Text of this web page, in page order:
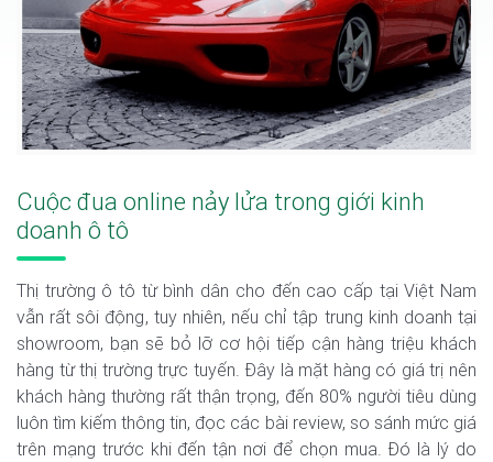
Cuộc đua online nảy lửa trong giới kinh
doanh ô tô
Thị trường ô tô từ bình dân cho đến cao cấp tại Việt Nam
vẫn rất sôi động, tuy nhiên, nếu chỉ tập trung kinh doanh tại
showroom, bạn sẽ bỏ lỡ cơ hội tiếp cận hàng triệu khách
hàng từ thị trường trực tuyến. Đây là mặt hàng có giá trị nên
khách hàng thường rất thận trọng, đến 80% người tiêu dùng
luôn tìm kiếm thông tin, đọc các bài review, so sánh mức giá
trên mạng trước khi đến tận nơi để chọn mua. Đó là lý do